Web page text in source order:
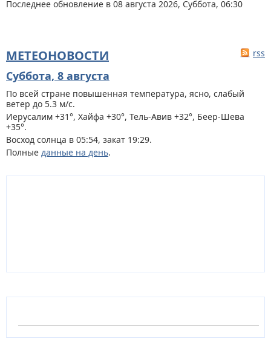
Последнее обновление в 08 августа 2026, Суббота, 06:30
МЕТЕОНОВОСТИ rss
Суббота, 8 августа
По всей стране повышенная температура, ясно, слабый
ветер до 5.3 м/с.
Иерусалим +31°, Хайфа +30°, Тель-Авив +32°, Беер-Шева
+35°.
Восход солнца в 05:54, закат 19:29.
Полные данные на день.